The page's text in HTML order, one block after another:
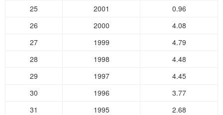
25
2001
0.96
26
2000
4.08
27
1999
4.79
28
1998
4.48
29
1997
4.45
30
1996
3.77
31
1995
2.68